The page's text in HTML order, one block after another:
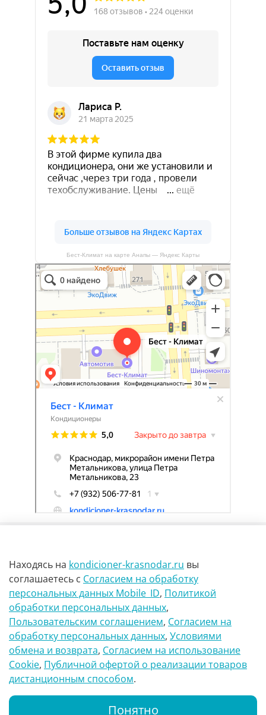
Бест-Климат на карте Анапы — Яндекс Карты
Бест-климат
Кондиционеры в Краснодаре
г Краснодар Ул Петра метальникова 23
8(900)29-888-66
info@kondicioner-krasnodar.ru
Находясь на kondicioner-krasnodar.ru вы
соглашаетесь с Согласием на обработку
персональных данных Mobile_ID, Политикой
обработки персональных данных,
Пользовательским соглашением, Согласием на
обработку персональных данных, Условиями
обмена и возврата, Согласием на использование
Сookie, Публичной офертой о реализации товаров
дистанционным способом.
Понятно